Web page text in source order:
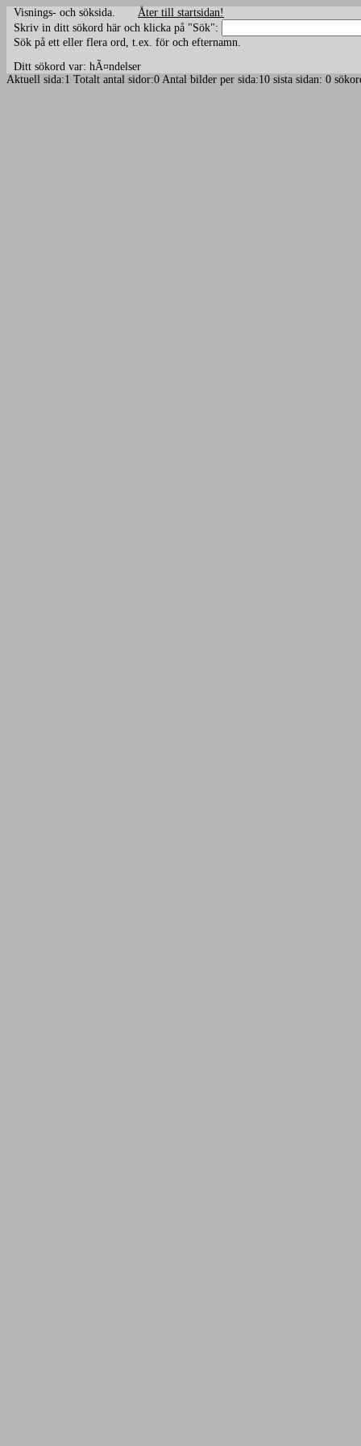
Visnings- och söksida. Åter till startsidan!
Skriv in ditt sökord här och klicka på "Sök":
Sök på ett eller flera ord, t.ex. för och efternamn.
Ditt sökord var: hÃ¤ndelser
Aktuell sida:1 Totalt antal sidor:0 Antal bilder per sida:10 sista sidan: 0